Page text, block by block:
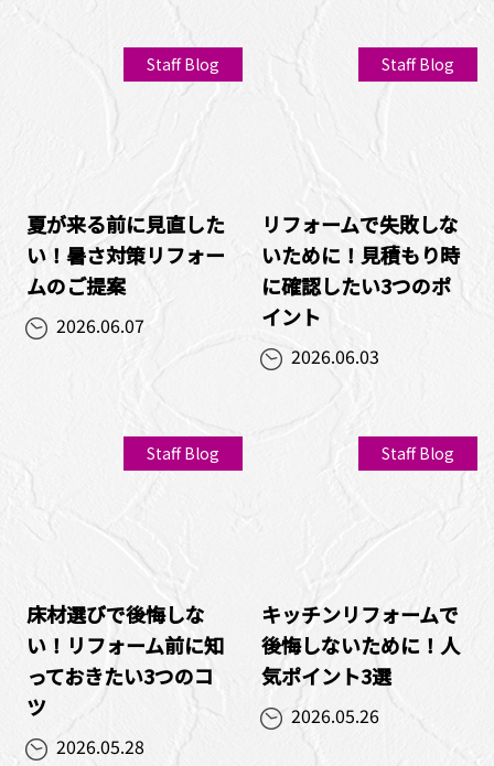
Staff Blog
夏が来る前に見直した
い！暑さ対策リフォー
ムのご提案
2026.06.07
Staff Blog
リフォームで失敗しな
いために！見積もり時
に確認したい3つのポ
イント
2026.06.03
Staff Blog
床材選びで後悔しな
い！リフォーム前に知
っておきたい3つのコ
ツ
2026.05.28
Staff Blog
キッチンリフォームで
後悔しないために！人
気ポイント3選
2026.05.26